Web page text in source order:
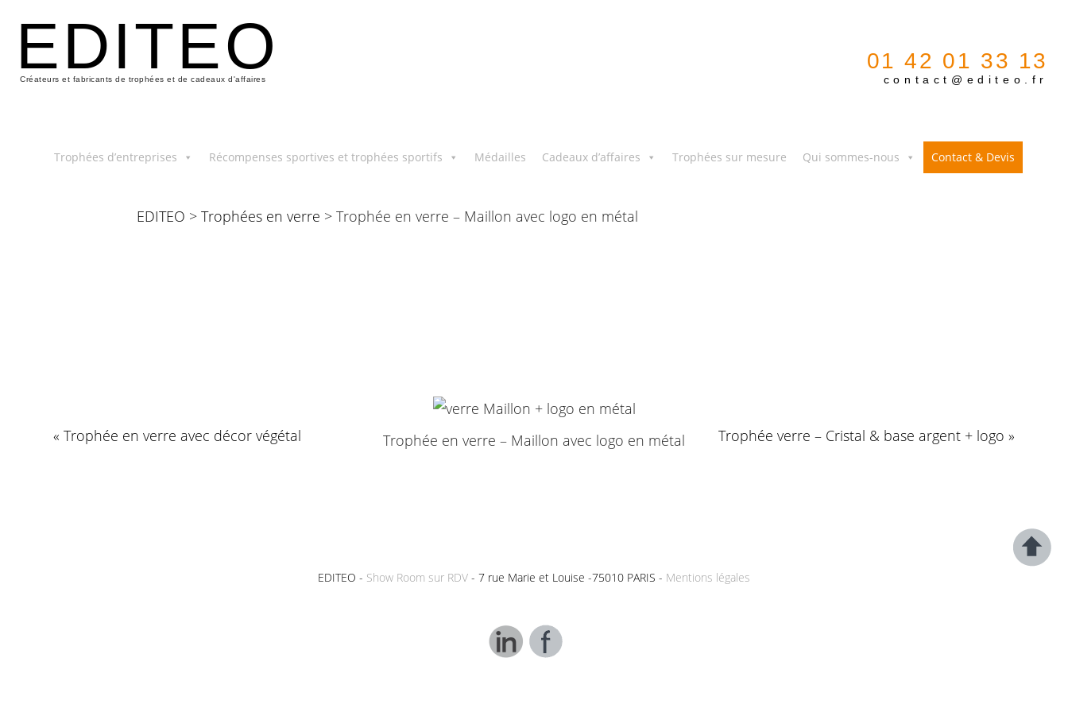
EDITEO
Créateurs et fabricants de trophées et de cadeaux d'affaires
01 42 01 33 13
contact@editeo.fr
Trophées d’entreprises Récompenses sportives et trophées sportifs Médailles Cadeaux d’affaires Trophées sur mesure Qui sommes-nous Contact & Devis
EDITEO > Trophées en verre > Trophée en verre – Maillon avec logo en métal
« Trophée en verre avec décor végétal Trophée en verre – Maillon avec logo en métal Trophée verre – Cristal & base argent + logo »
EDITEO - Show Room sur RDV - 7 rue Marie et Louise -75010 PARIS - Mentions légales